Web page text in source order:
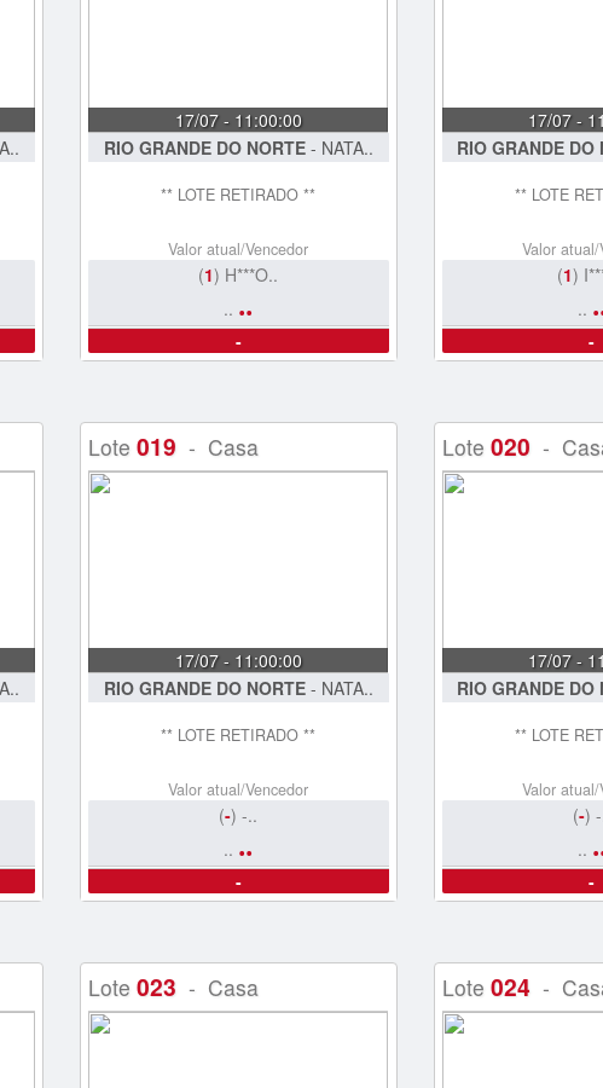
17/07 - 11:00:00
RIO GRANDE DO NORTE- NATA..
** LOTE RETIRADO **
Valor atual/Vencedor
(1) H***O..
.. ..
-
17/07 -
RIO GRANDE DO
** LOTE
Valor atual/
(1)
..
-
Lote 019 - Casa
17/07 - 11:00:00
RIO GRANDE DO NORTE- NATA..
** LOTE RETIRADO **
Valor atual/Vencedor
(-) -..
.. ..
-
Lote 020 -
17/07 -
RIO GRANDE DO
** LOTE
Valor atual/
(-)
..
-
Lote 023 - Casa Lote 024-